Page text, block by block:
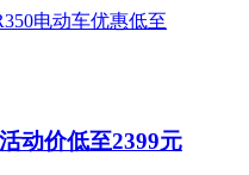
动价低至2399元